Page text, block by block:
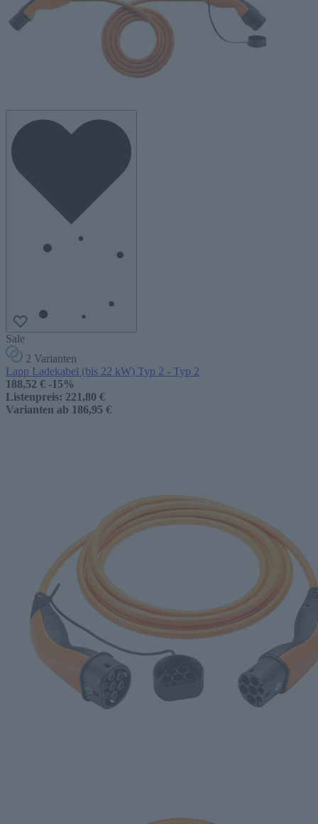
Sale
2 Varianten
Lapp Ladekabel (bis 22 kW) Typ 2 - Typ 2
188,52 € -15%
Listenpreis: 221,80 €
Varianten ab 186,95 €